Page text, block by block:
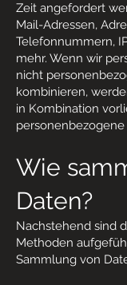
Zeit angefordert
Mail-Adressen,
Telefonnummern,
mehr. Wenn wir
nicht
kombinieren,
in Kombination
Wie
Daten?
Nachstehend sind
Methoden
Sammlung von